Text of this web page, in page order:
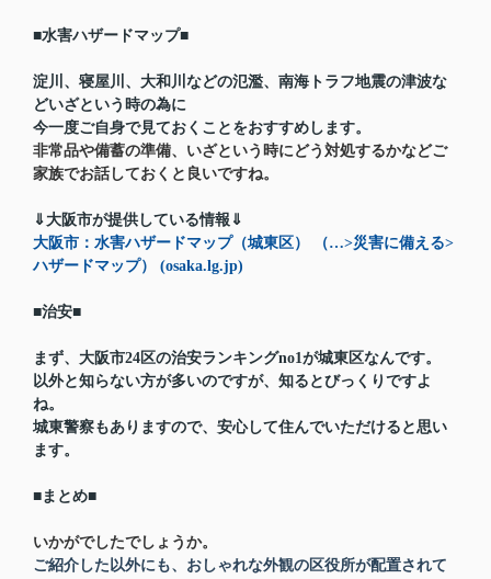
■水害ハザードマップ■
淀川、寝屋川、大和川などの氾濫、南海トラフ地震の津波な
どいざという時の為に
今一度ご自身で見ておくことをおすすめします。
非常品や備蓄の準備、いざという時にどう対処するかなどご
家族でお話しておくと良いですね。
⇓大阪市が提供している情報⇓
大阪市：水害ハザードマップ（城東区） （…>災害に備える>
ハザードマップ） (osaka.lg.jp)
■治安■
まず、大阪市24区の治安ランキングno1が城東区なんです。
以外と知らない方が多いのですが、知るとびっくりですよ
ね。
城東警察もありますので、安心して住んでいただけると思い
ます。
■まとめ■
いかがでしたでしょうか。
ご紹介した以外にも、おしゃれな外観の区役所が配置されて